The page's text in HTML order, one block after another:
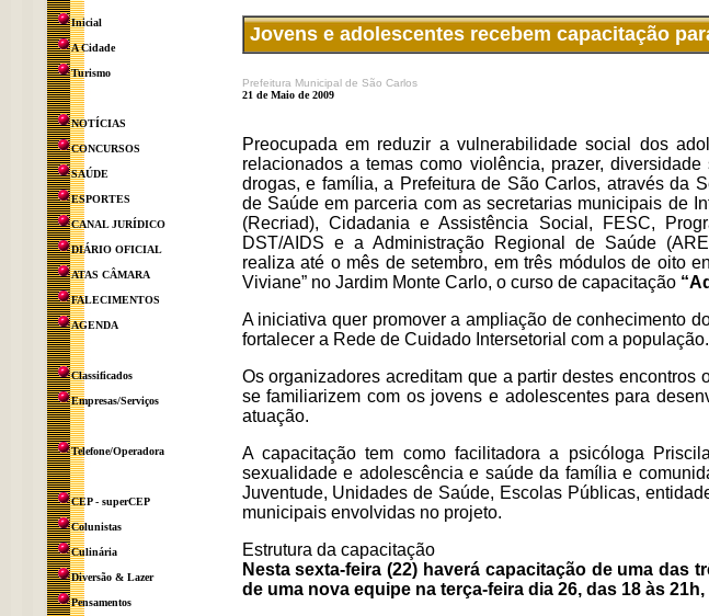
Inicial
A Cidade
Turismo
NOTÍCIAS
CONCURSOS
SAÚDE
ESPORTES
CANAL JURÍDICO
DIÁRIO OFICIAL
ATAS CÂMARA
FALECIMENTOS
AGENDA
Classificados
Empresas/Serviços
Telefone/Operadora
CEP - superCEP
Colunistas
Culinária
Diversão & Lazer
Pensamentos
Jovens e adolescentes recebem capacitação
Prefeitura Municipal de São Carlos
21 de Maio de 2009
Preocupada em reduzir a vulnerabilidade social dos
relacionados a temas como violência, prazer, diversidade
drogas, e família, a Prefeitura de São Carlos, através da
de Saúde em parceria com as secretarias municipais de
(Recriad), Cidadania e Assistência Social, FESC,
DST/AIDS e a Administração Regional de Saúde
realiza até o mês de setembro, em três módulos de oito
Viviane” no Jardim Monte Carlo, o curso de capacitação
A iniciativa quer promover a ampliação de conhecimento
fortalecer a Rede de Cuidado Intersetorial com a população.
Os organizadores acreditam que a partir destes
se familiarizem com os jovens e adolescentes para
atuação.
A capacitação tem como facilitadora a psicóloga
sexualidade e adolescência e saúde da família e
Juventude, Unidades de Saúde, Escolas Públicas,
municipais envolvidas no projeto.
Estrutura da capacitação
Nesta sexta-feira (22) haverá capacitação de uma das
de uma nova equipe na terça-feira dia 26, das 18 às